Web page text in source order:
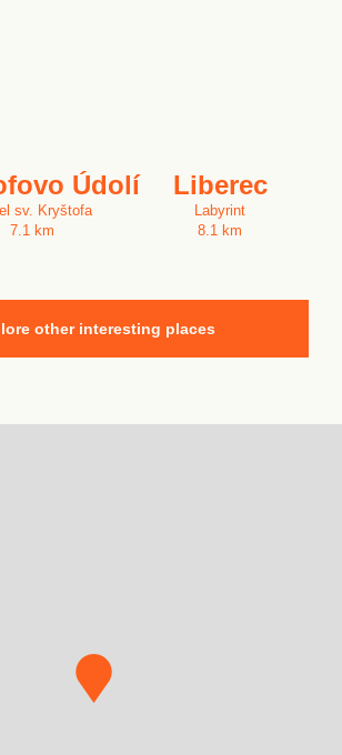
Údolí
sv. Kryštofa
7.1 km
Liberec
Labyrint
8.1 km
other interesting places